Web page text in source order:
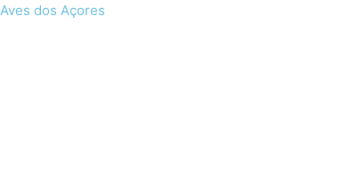
Skip
Aves dos Açores